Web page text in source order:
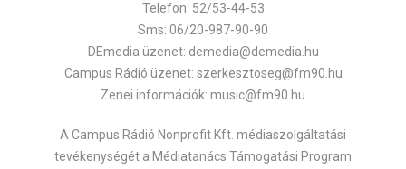
Telefon: 52/53-44-53
Sms: 06/20-987-90-90
DEmedia üzenet: demedia@demedia.hu
Campus Rádió üzenet: szerkesztoseg@fm90.hu
Zenei információk: music@fm90.hu
A Campus Rádió Nonprofit Kft. médiaszolgáltatási
tevékenységét a Médiatanács Támogatási Program